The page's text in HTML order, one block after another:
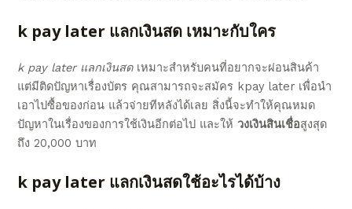
k pay later แลกเงินสด เหมาะกับใคร
k pay later แลกเงินสดเหมาะสำหรับคนที่อยากจะผ่อนสินค้า
แต่มีติดปัญหาเรื่องบัตร คุณสามารถจะสมัคร kpay later เพื่อนำ
เอาไปซื้อของก่อน แล้วจ่ายทีหลังได้เลย สิ่งนี้จะทำให้คุณหมด
ปัญหาในเรื่องของการใช้เงินอีกต่อไป และให้ วงเงินสินเชื่อสูงสุด
ถึง 20,000 บาท
k pay later แลกเงินสดใช้อะไรได้บ้าง